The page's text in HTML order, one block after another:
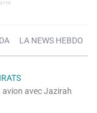
LA NEWS HEBDO
avion avec Jazirah